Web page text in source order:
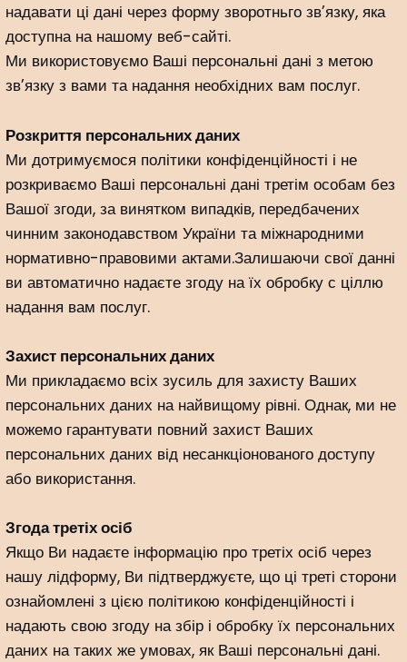
надавати ці дані через форму зворотньго зв’язку, яка
доступна на нашому веб-сайті.
Ми використовуємо Ваші персональні дані з метою
зв’язку з вами та надання необхідних вам послуг.
Розкриття персональних даних
Ми дотримуємося політики конфіденційності і не
розкриваємо Ваші персональні дані третім особам без
Вашої згоди, за винятком випадків, передбачених
чинним законодавством України та міжнародними
нормативно-правовими актами.Залишаючи свої данні
ви автоматично надаєте згоду на їх обробку с ціллю
надання вам послуг.
Захист персональних даних
Ми прикладаємо всіх зусиль для захисту Ваших
персональних даних на найвищому рівні. Однак, ми не
можемо гарантувати повний захист Ваших
персональних даних від несанкціонованого доступу
або використання.
Згода третіх осіб
Якщо Ви надаєте інформацію про третіх осіб через
нашу лідформу, Ви підтверджуєте, що ці треті сторони
ознайомлені з цією політикою конфіденційності і
надають свою згоду на збір і обробку їх персональних
даних на таких же умовах, як Ваші персональні дані.